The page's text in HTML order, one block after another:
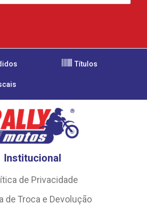
Títulos
Institucional
de Privacidade
de Troca e Devolução